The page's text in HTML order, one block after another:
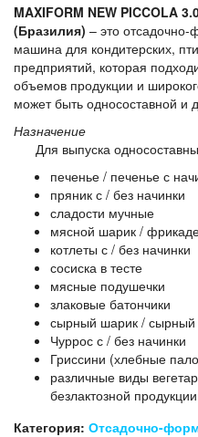
MAXIFORM NEW PICCOLA
(Бразилия) – это отсадочно-
машина для кондитерских,
предприятий, которая
объемов продукции и
может быть односоставной и
Назначение
Для выпуска
печенье / печенье с
пряник с / без начинки
сладости мучные
мясной шарик /
котлеты с / без начинки
сосиска в тесте
мясные подушечки
злаковые батончики
сырный шарик / сырный
Чуррос с / без начинки
Гриссини (хлебные
различные виды
безлактозной
Категория: Отсадочно-